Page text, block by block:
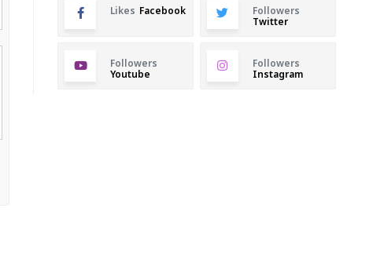
Likes Facebook
Followers
Twitter
Followers
Youtube
Followers
Instagram